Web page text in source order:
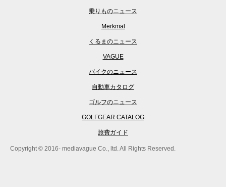
乗りものニュース
Merkmal
くるまのニュース
VAGUE
バイクのニュース
自動車カタログ
ゴルフのニュース
GOLFGEAR CATALOG
旅費ガイド
Copyright © 2016- mediavague Co., ltd. All Rights Reserved.